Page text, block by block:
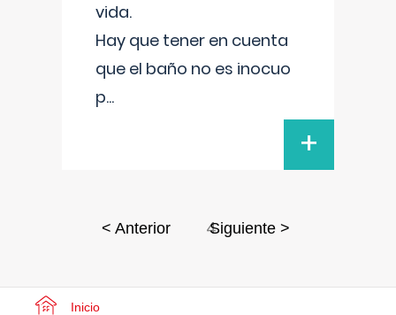
vida.
Hay que tener en cuenta
que el baño no es inocuo
p...
+
< Anterior 4
Siguiente >
Inicio